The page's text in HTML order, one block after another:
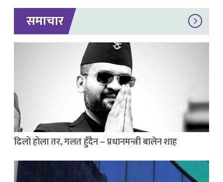
समाचार
ढिलो होला तर, गलत हुँदैन – प्रधानमन्त्री बालेन शाह